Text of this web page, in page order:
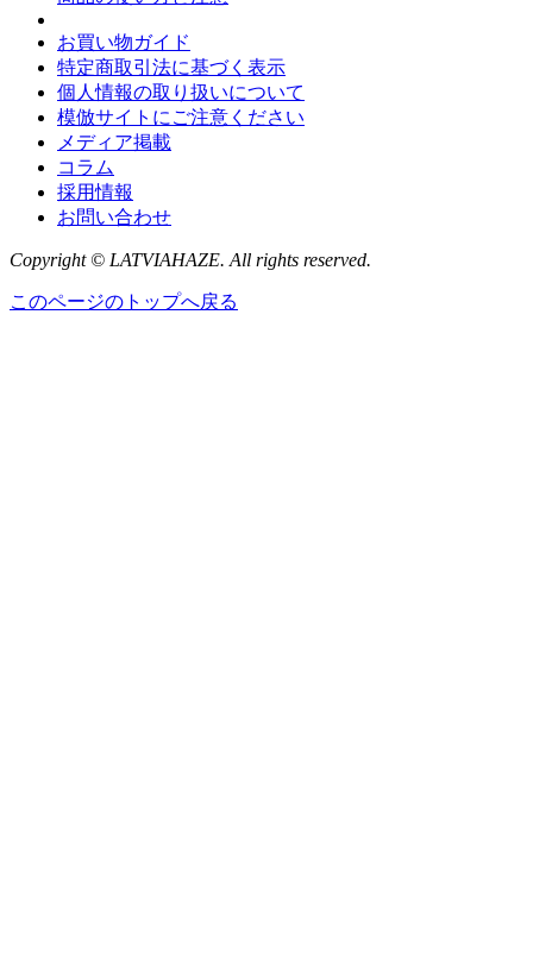
お買い物ガイド
特定商取引法に基づく表示
個人情報の取り扱いについて
模倣サイトにご注意ください
メディア掲載
コラム
採用情報
お問い合わせ
Copyright © LATVIAHAZE. All rights reserved.
このページのトップへ戻る